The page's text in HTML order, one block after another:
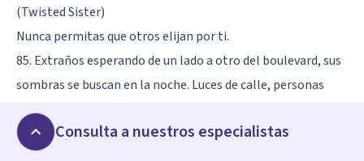
(Twisted Sister)
Nunca permitas que otros elijan por ti.
85. Extraños esperando de un lado a otro del boulevard, sus
sombras se buscan en la noche. Luces de calle, personas
viviendo sólo para encontrar una emoción, escondiéndose
en algún lugar de la noche. (Journey)
Consulta a nuestros especialistas